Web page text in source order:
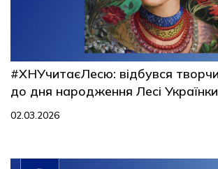
#ХНУчитаєЛесю: відбувся
до дня народження Лесі Українки
02.03.2026